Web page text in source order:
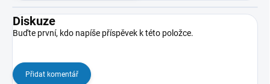
Diskuze
Buďte první, kdo napíše příspěvek k této položce.
Přidat komentář